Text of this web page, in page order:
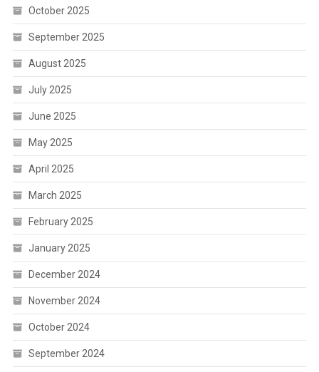
October 2025
September 2025
August 2025
July 2025
June 2025
May 2025
April 2025
March 2025
February 2025
January 2025
December 2024
November 2024
October 2024
September 2024